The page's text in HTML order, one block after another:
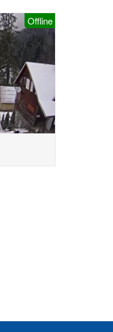
Offline